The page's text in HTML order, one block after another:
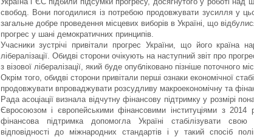
свобод. Вони погодилися із потребою продовжувати зусилля у
загальне добре проведення місцевих виборів в Україні, що
прогрес у шані демократичних принципів.
Учасники зустрічі привітали прогрес України, що його країна
лібералізації. Обидві сторони очікують на наступний звіт про
з візової лібералізації, який буде опубліковано пізніше поточного
Окрім того, обидві сторони привітали перші ознаки економічної
продовжувати впроваджувати розсудливу макроекономічну та
Рада асоціації визнала відчутну фінансову підтримку у розмірі
Євросоюзом і європейськими фінансовими інституціями з
фінансова підтримка допомогла Україні стабілізувати
відповідності до міжнародних стандартів і у такий спосіб